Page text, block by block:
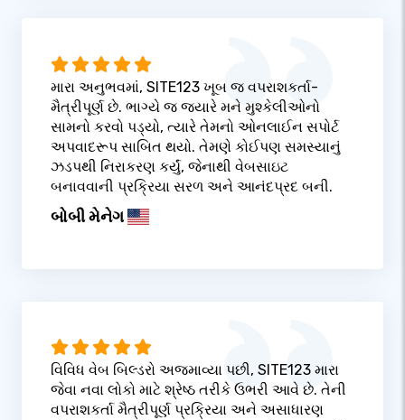
મારા અનુભવમાં, SITE123 ખૂબ જ વપરાશકર્તા-
મૈત્રીપૂર્ણ છે. ભાગ્યે જ જ્યારે મને મુશ્કેલીઓનો
સામનો કરવો પડ્યો, ત્યારે તેમનો ઓનલાઈન સપોર્ટ
અપવાદરૂપ સાબિત થયો. તેમણે કોઈપણ સમસ્યાનું
ઝડપથી નિરાકરણ કર્યું, જેનાથી વેબસાઇટ
બનાવવાની પ્રક્રિયા સરળ અને આનંદપ્રદ બની.
બોબી મેનેગ
વિવિધ વેબ બિલ્ડરો અજમાવ્યા પછી, SITE123 મારા
જેવા નવા લોકો માટે શ્રેષ્ઠ તરીકે ઉભરી આવે છે. તેની
વપરાશકર્તા મૈત્રીપૂર્ણ પ્રક્રિયા અને અસાધારણ